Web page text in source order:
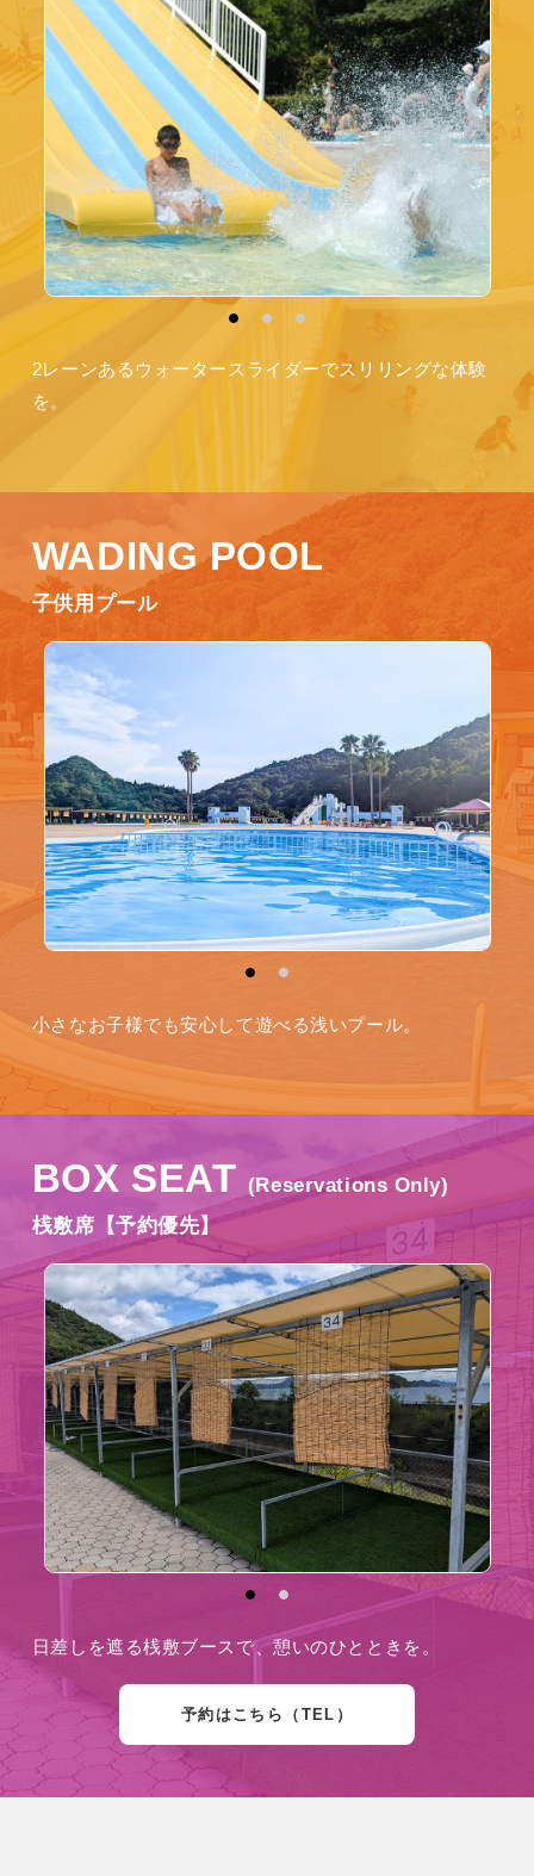
2レーンあるウォータースライダーでスリリングな体験
を。
小さなお子様でも安心して遊べる浅いプール。
WADING POOL
子供用プール
日差しを遮る桟敷ブースで、憩いのひとときを。
予約はこちら（TEL）
BOX SEAT (Reservations Only)
桟敷席【予約優先】